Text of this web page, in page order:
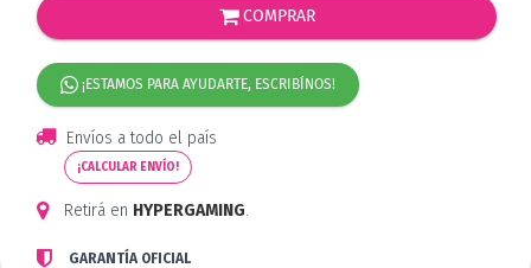
COMPRAR
¡ESTAMOS PARA AYUDARTE, ESCRIBÍNOS!
Envíos a todo el país
¡CALCULAR ENVÍO!
Retirá en HYPERGAMING.
GARANTÍA OFICIAL